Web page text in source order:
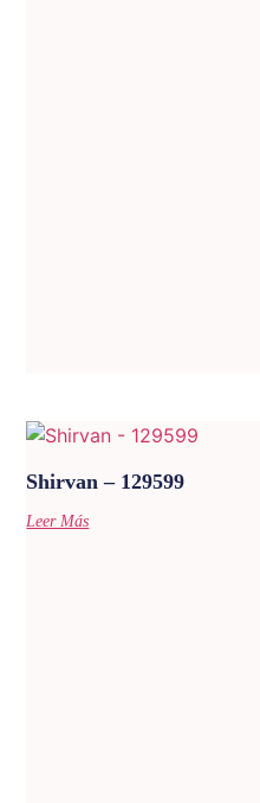
Shirvan – 129599
Leer Más